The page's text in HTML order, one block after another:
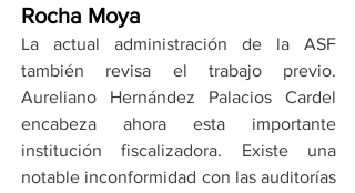
Rocha Moya
La actual administración de la ASF
también revisa el trabajo previo.
Aureliano Hernández Palacios Cardel
encabeza ahora esta importante
institución fiscalizadora. Existe una
notable inconformidad con las auditorías